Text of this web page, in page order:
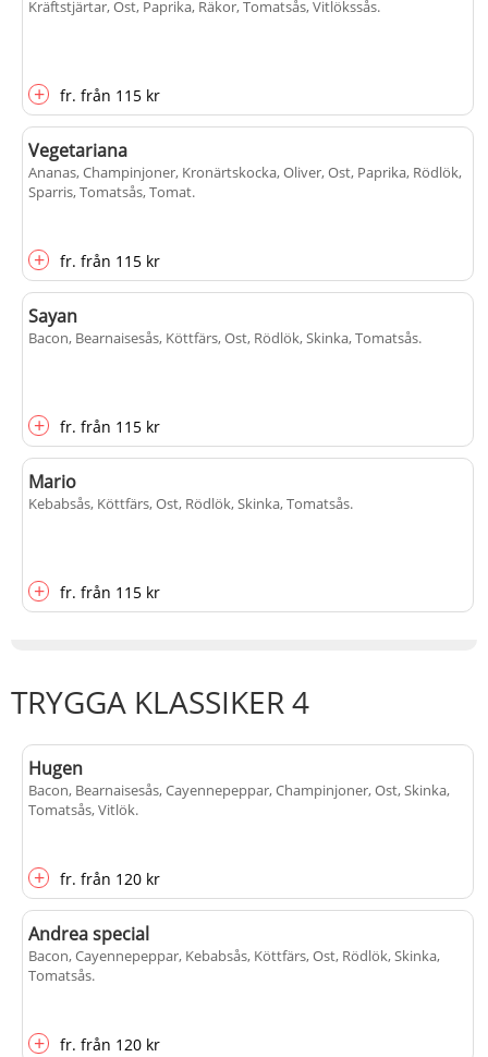
Kräftstjärtar, Ost, Paprika, Räkor, Tomatsås, Vitlökssås.
+ fr. från 115 kr
Vegetariana
Ananas, Champinjoner, Kronärtskocka, Oliver, Ost, Paprika, Rödlök,
Sparris, Tomatsås, Tomat.
+ fr. från 115 kr
Sayan
Bacon, Bearnaisesås, Köttfärs, Ost, Rödlök, Skinka, Tomatsås.
+ fr. från 115 kr
Mario
Kebabsås, Köttfärs, Ost, Rödlök, Skinka, Tomatsås.
+ fr. från 115 kr
TRYGGA KLASSIKER 4
Hugen
Bacon, Bearnaisesås, Cayennepeppar, Champinjoner, Ost, Skinka,
Tomatsås, Vitlök.
+ fr. från 120 kr
Andrea special
Bacon, Cayennepeppar, Kebabsås, Köttfärs, Ost, Rödlök, Skinka,
Tomatsås.
+ fr. från 120 kr